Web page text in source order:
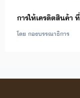
การให้เครดิตสินค้า
โดย กองบรรณาธิการ